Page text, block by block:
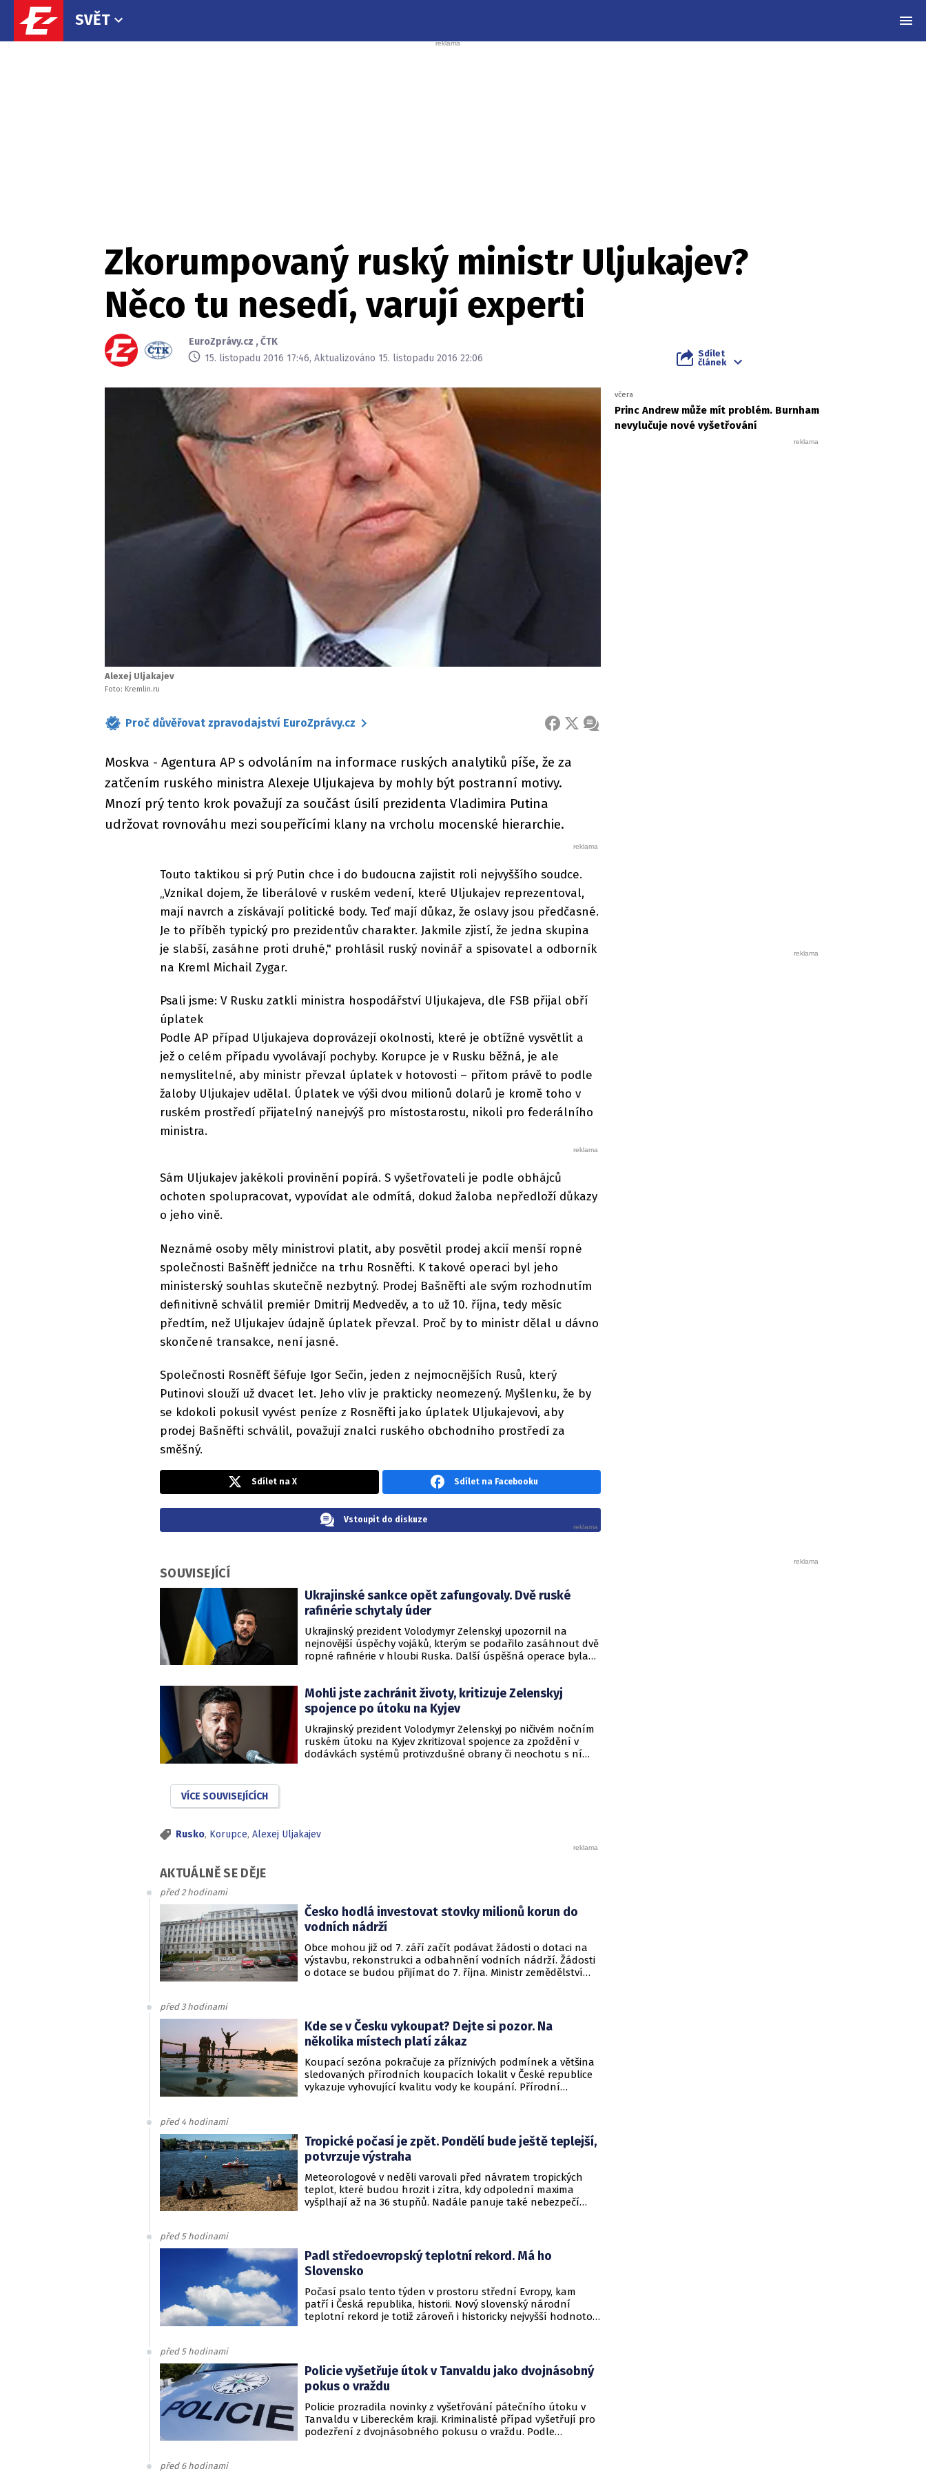
SVĚT
Zkorumpovaný ruský ministr Uljukajev?
Něco tu nesedí, varují experti
EuroZprávy.cz ,ČTK
15. listopadu 2016 17:46, Aktualizováno 15. listopadu 2016 22:06
Sdílet
článek
Alexej Uljakajev
Foto: Kremlin.ru
Proč důvěřovat zpravodajství EuroZprávy.cz FACEBOOK
X ZPRÁVA
Moskva - Agentura AP s odvoláním na informace ruských analytiků píše, že za
zatčením ruského ministra Alexeje Uljukajeva by mohly být postranní motivy.
Mnozí prý tento krok považují za součást úsilí prezidenta Vladimira Putina
udržovat rovnováhu mezi soupeřícími klany na vrcholu mocenské hierarchie.
Touto taktikou si prý Putin chce i do budoucna zajistit roli nejvyššího soudce.
„Vznikal dojem, že liberálové v ruském vedení, které Uljukajev reprezentoval,
mají navrch a získávají politické body. Teď mají důkaz, že oslavy jsou předčasné.
Je to příběh typický pro prezidentův charakter. Jakmile zjistí, že jedna skupina
je slabší, zasáhne proti druhé," prohlásil ruský novinář a spisovatel a odborník
na Kreml Michail Zygar.
Psali jsme: V Rusku zatkli ministra hospodářství Uljukajeva, dle FSB přijal obří
úplatek
Podle AP případ Uljukajeva doprovázejí okolnosti, které je obtížné vysvětlit a
jež o celém případu vyvolávají pochyby. Korupce je v Rusku běžná, je ale
nemyslitelné, aby ministr převzal úplatek v hotovosti – přitom právě to podle
žaloby Uljukajev udělal. Úplatek ve výši dvou milionů dolarů je kromě toho v
ruském prostředí přijatelný nanejvýš pro místostarostu, nikoli pro federálního
ministra.
Sám Uljukajev jakékoli provinění popírá. S vyšetřovateli je podle obhájců
ochoten spolupracovat, vypovídat ale odmítá, dokud žaloba nepředloží důkazy
o jeho vině.
Neznámé osoby měly ministrovi platit, aby posvětil prodej akcií menší ropné
společnosti Bašněfť jedničce na trhu Rosněfti. K takové operaci byl jeho
ministerský souhlas skutečně nezbytný. Prodej Bašněfti ale svým rozhodnutím
definitivně schválil premiér Dmitrij Medveděv, a to už 10. října, tedy měsíc
předtím, než Uljukajev údajně úplatek převzal. Proč by to ministr dělal u dávno
skončené transakce, není jasné.
Společnosti Rosněfť šéfuje Igor Sečin, jeden z nejmocnějších Rusů, který
Putinovi slouží už dvacet let. Jeho vliv je prakticky neomezený. Myšlenku, že by
se kdokoli pokusil vyvést peníze z Rosněfti jako úplatek Uljukajevovi, aby
prodej Bašněfti schválil, považují znalci ruského obchodního prostředí za
směšný.
včera
Princ Andrew může mít problém. Burnham
nevylučuje nové vyšetřování
Sdílet na X Sdílet na Facebooku
Vstoupit do diskuze
SOUVISEJÍCÍ
Ukrajinské sankce opět zafungovaly. Dvě ruské
rafinérie schytaly úder
Ukrajinský prezident Volodymyr Zelenskyj upozornil na
nejnovější úspěchy vojáků, kterým se podařilo zasáhnout dvě
ropné rafinérie v hloubi Ruska. Další úspěšná operace byla
Mohli jste zachránit životy, kritizuje Zelenskyj
spojence po útoku na Kyjev
Ukrajinský prezident Volodymyr Zelenskyj po ničivém nočním
ruském útoku na Kyjev zkritizoval spojence za zpoždění v
dodávkách systémů protivzdušné obrany či neochotu s ní
VÍCE SOUVISEJÍCÍCH
Rusko, Korupce, Alexej Uljakajev
AKTUÁLNĚ SE DĚJE
před 2 hodinami
Česko hodlá investovat stovky milionů korun do
vodních nádrží
Obce mohou již od 7. září začít podávat žádosti o dotaci na
výstavbu, rekonstrukci a odbahnění vodních nádrží. Žádosti
o dotace se budou přijímat do 7. října. Ministr zemědělství
tocích – 3. etapa. Informovalo o tom ministerstvo
zemědělství.
před 3 hodinami
Kde se v Česku vykoupat? Dejte si pozor. Na
několika místech platí zákaz
Koupací sezóna pokračuje za příznivých podmínek a většina
sledovaných přírodních koupacích lokalit v České republice
vykazuje vyhovující kvalitu vody ke koupání. Přírodní
často přesahujícími 30 °C.
před 4 hodinami
Tropické počasí je zpět. Pondělí bude ještě teplejší,
potvrzuje výstraha
Meteorologové v neděli varovali před návratem tropických
teplot, které budou hrozit i zítra, kdy odpolední maxima
vyšplhají až na 36 stupňů. Nadále panuje také nebezpečí
před 5 hodinami
Padl středoevropský teplotní rekord. Má ho
Slovensko
Počasí psalo tento týden v prostoru střední Evropy, kam
patří i Česká republika, historii. Nový slovenský národní
teplotní rekord je totiž zároveň i historicky nejvyšší hodnotou
před 5 hodinami
Policie vyšetřuje útok v Tanvaldu jako dvojnásobný
pokus o vraždu
Policie prozradila novinky z vyšetřování pátečního útoku v
Tanvaldu v Libereckém kraji. Kriminalisté případ vyšetřují pro
podezření z dvojnásobného pokusu o vraždu. Podle
před 6 hodinami